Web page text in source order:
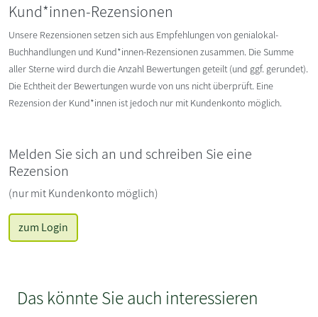
Kund*innen-Rezensionen
Unsere Rezensionen setzen sich aus Empfehlungen von genialokal-
Buchhandlungen und Kund*innen-Rezensionen zusammen. Die Summe
aller Sterne wird durch die Anzahl Bewertungen geteilt (und ggf. gerundet).
Die Echtheit der Bewertungen wurde von uns nicht überprüft. Eine
Rezension der Kund*innen ist jedoch nur mit Kundenkonto möglich.
Melden Sie sich an und schreiben Sie eine
Rezension
(nur mit Kundenkonto möglich)
zum Login
Das könnte Sie auch interessieren